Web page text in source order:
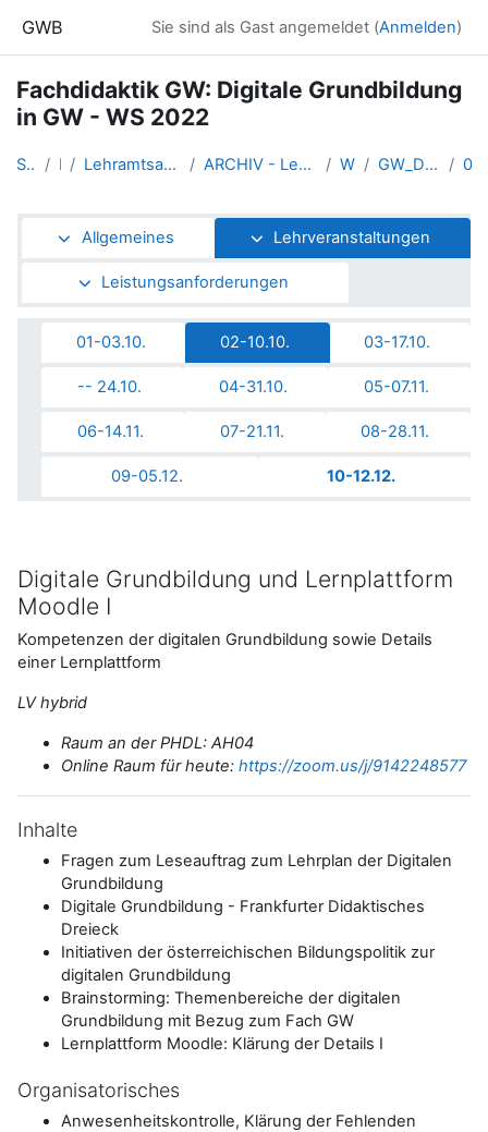
GWB Sie sind als Gast angemeldet (Anmelden)
Fachdidaktik GW: Digitale Grundbildung
in GW - WS 2022
Startseite Kurse Lehramtsausbildung GW im Cluster Österreich Mitte ARCHIV - Lehrveranstaltungen am Standort Linz - seit 2016 WS_2022/23 GW_DigitaleGrundbildung_2022ws
Abschnittsübersicht
Allgemeines Lehrveranstaltungen
Leistungsanforderungen
01-03.10. 02-10.10. 03-17.10.
-- 24.10. 04-31.10. 05-07.11.
06-14.11. 07-21.11. 08-28.11.
09-05.12. 10-12.12.
Digitale Grundbildung und Lernplattform
Moodle I
Kompetenzen der digitalen Grundbildung sowie Details
einer Lernplattform
LV hybrid
Raum an der PHDL: AH04
Online Raum für heute: https://zoom.us/j/9142248577
Inhalte
Fragen zum Leseauftrag zum Lehrplan der Digitalen
Grundbildung
Digitale Grundbildung - Frankfurter Didaktisches
Dreieck
Initiativen der österreichischen Bildungspolitik zur
digitalen Grundbildung
Brainstorming: Themenbereiche der digitalen
Grundbildung mit Bezug zum Fach GW
Lernplattform Moodle: Klärung der Details I
Organisatorisches
Anwesenheitskontrolle, Klärung der Fehlenden